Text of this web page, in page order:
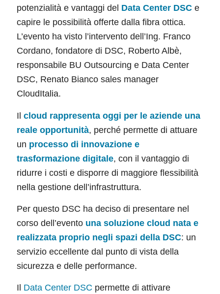
potenzialità e vantaggi del Data Center DSCe
capire le possibilità offerte dalla fibra ottica.
L’evento ha visto l’intervento dell’Ing. Franco
Cordano, fondatore di DSC, Roberto Albè,
responsabile BU Outsourcing e Data Center
DSC, Renato Bianco sales manager
CloudItalia.
Il cloud rappresenta oggi per le aziende una
reale opportunità, perché permette di attuare
un processo di innovazione e
trasformazione digitale, con il vantaggio di
ridurre i costi e disporre di maggiore flessibilità
nella gestione dell’infrastruttura.
Per questo DSC ha deciso di presentare nel
corso dell’evento una soluzione cloud nata e
realizzata proprio negli spazi della DSC: un
servizio eccellente dal punto di vista della
sicurezza e delle performance.
Il Data Center DSC permette di attivare